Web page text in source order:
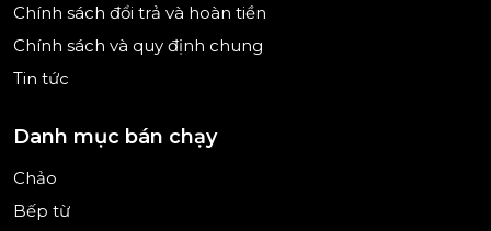
Chính sách đổi trả và hoàn tiền
Chính sách và quy định chung
Tin tức
Danh mục bán chạy
Chảo
Bếp từ